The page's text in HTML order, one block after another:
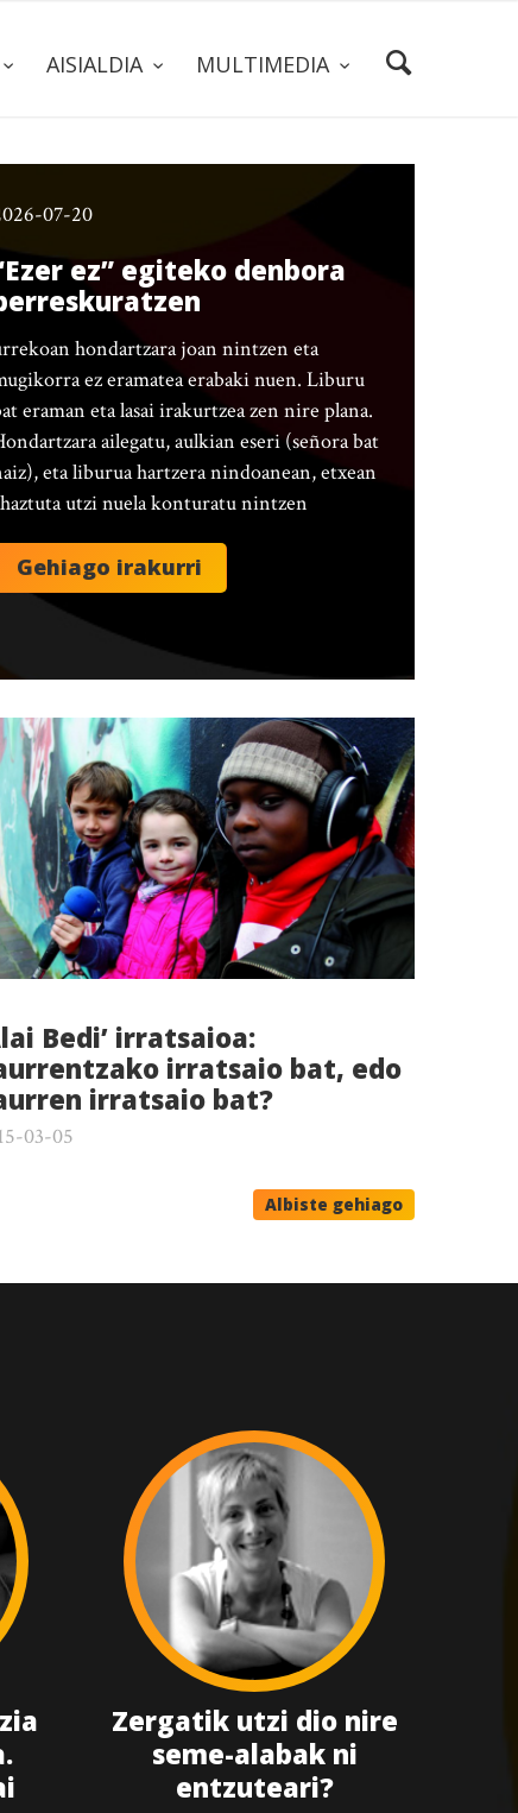
AISIALDIA MULTIMEDIA
07-20
ez” egiteko denbora
hondartzara joan nintzen eta
ez eramatea erabaki nuen. Liburu
eraman eta lasai irakurtzea zen nire plana.
ailegatu, aulkian eseri (señora bat
eta liburua hartzera nindoanean, etxean
utzi nuela konturatu nintzen
Bedi’ irratsaioa:
irratsaio bat, edo
irratsaio bat?
03-05
Albiste gehiago
Zergatik utzi dio nire
seme-alabak ni
entzuteari?